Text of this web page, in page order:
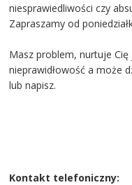
niesprawiedliwości czy
Zapraszamy od
Masz problem, nurtuje
nieprawidłowość a może
lub napisz.
Kontakt telefoniczny: